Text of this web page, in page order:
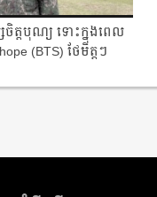
ចិត្តបុណ្យ ទោះក្នុងពេល
(BTS) ថែមិត្តៗ